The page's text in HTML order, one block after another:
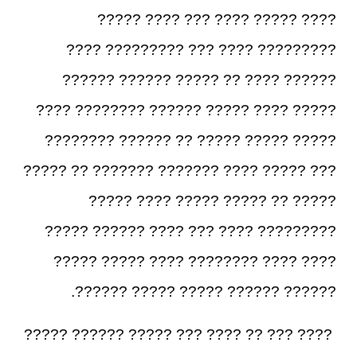
???? ????? ???? ??? ???? ?????
????????? ???? ??? ????????? ????
?????? ???? ?? ????? ?????? ??????
????? ???? ????? ?????? ???????? ????
????? ????? ????? ?? ?????? ????????
??? ????? ???? ??????? ??????? ?? ?????
????? ?? ????? ????? ???? ?????
????????? ???? ??? ???? ?????? ?????
???? ???? ???????? ???? ????? ?????
?????? ?????? ????? ????? ??????.
???? ??? ?? ???? ??? ????? ?????? ?????